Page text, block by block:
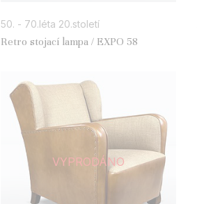
50. - 70.léta 20.století
Retro stojací lampa / EXPO 58
VYPRODÁNO